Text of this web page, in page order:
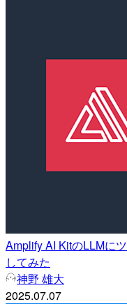
Amplify AI KitのLLMに
してみた
神野 雄大
2025.07.07